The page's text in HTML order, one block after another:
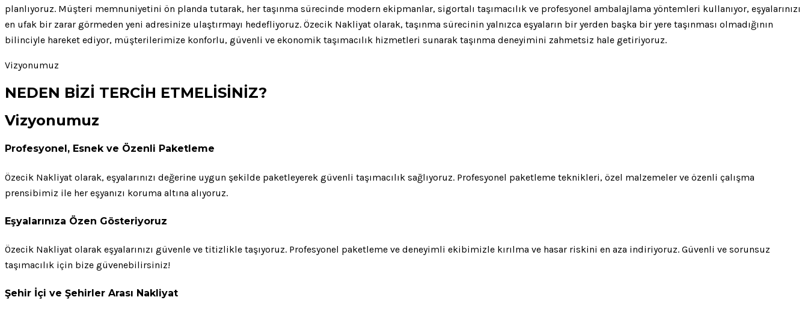
planlıyoruz. Müşteri memnuniyetini ön planda tutarak, her taşınma sürecinde modern ekipmanlar, sigortalı taşımacılık ve profesyonel ambalajlama yöntemleri kullanıyor, eşyalarınızı
en ufak bir zarar görmeden yeni adresinize ulaştırmayı hedefliyoruz. Özecik Nakliyat olarak, taşınma sürecinin yalnızca eşyaların bir yerden başka bir yere taşınması olmadığının
bilinciyle hareket ediyor, müşterilerimize konforlu, güvenli ve ekonomik taşımacılık hizmetleri sunarak taşınma deneyimini zahmetsiz hale getiriyoruz.
Vizyonumuz
NEDEN BİZİ TERCİH ETMELİSİNİZ?
Vizyonumuz
Profesyonel, Esnek ve Özenli Paketleme
Özecik Nakliyat olarak, eşyalarınızı değerine uygun şekilde paketleyerek güvenli taşımacılık sağlıyoruz. Profesyonel paketleme teknikleri, özel malzemeler ve özenli çalışma
prensibimiz ile her eşyanızı koruma altına alıyoruz.
Eşyalarınıza Özen Gösteriyoruz
Özecik Nakliyat olarak eşyalarınızı güvenle ve titizlikle taşıyoruz. Profesyonel paketleme ve deneyimli ekibimizle kırılma ve hasar riskini en aza indiriyoruz. Güvenli ve sorunsuz
taşımacılık için bize güvenebilirsiniz!
Şehir İçi ve Şehirler Arası Nakliyat